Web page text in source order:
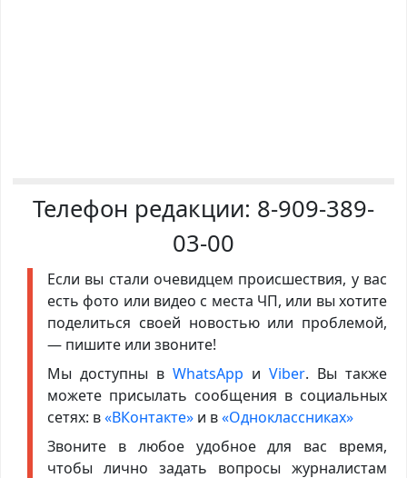
Телефон редакции: 8-909-389-
03-00
Если вы стали очевидцем происшествия, у вас
есть фото или видео с места ЧП, или вы хотите
поделиться своей новостью или проблемой,
— пишите или звоните!
Мы доступны в WhatsApp иViber. Вы также
можете присылать сообщения в социальных
сетях: в«ВКонтакте»и в«Одноклассниках»
Звоните в любое удобное для вас время,
чтобы лично задать вопросы журналистам